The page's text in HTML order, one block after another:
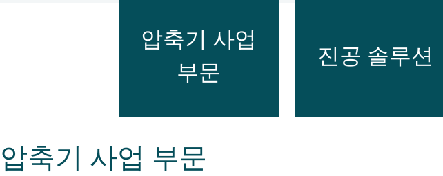
압축기 사업
부문
진공 솔루션
압축기 사업 부문